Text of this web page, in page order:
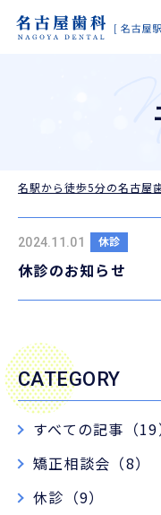
名駅から徒歩5分の名古屋
2024.11.01 休診
休診のお知らせ
CATEGORY
すべての記事（19
矯正相談会（8）
休診（9）